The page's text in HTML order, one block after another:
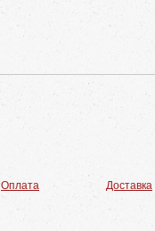
Оплата Доставка